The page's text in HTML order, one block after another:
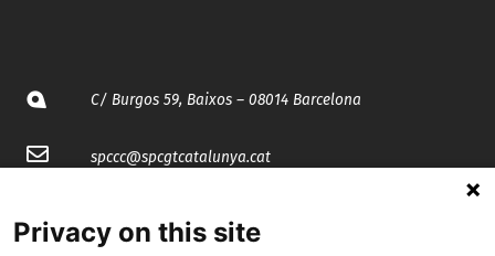
C/ Burgos 59, Baixos – 08014 Barcelona
spccc@spcgtcatalunya.cat
Privacy on this site